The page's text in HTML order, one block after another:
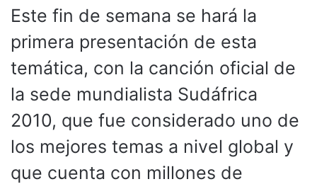
Este fin de semana se hará la
primera presentación de esta
temática, con la canción oficial de
la sede mundialista Sudáfrica
2010, que fue considerado uno de
los mejores temas a nivel global y
que cuenta con millones de